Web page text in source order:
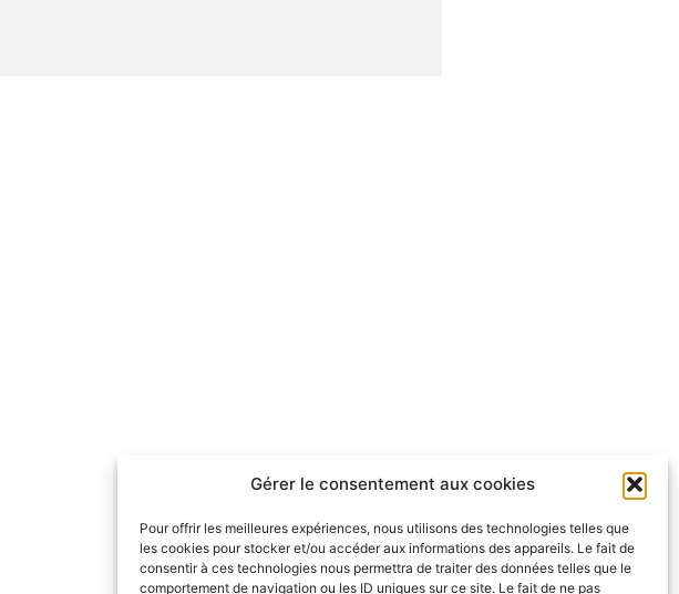
Gérer le consentement aux cookies
Pour offrir les meilleures expériences, nous utilisons des technologies telles que
les cookies pour stocker et/ou accéder aux informations des appareils. Le fait de
consentir à ces technologies nous permettra de traiter des données telles que le
comportement de navigation ou les ID uniques sur ce site. Le fait de ne pas